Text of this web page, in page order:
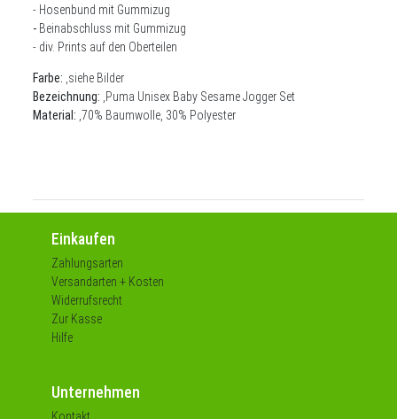
- Hosenbund mit Gummizug
- Beinabschluss mit Gummizug
- div. Prints auf den Oberteilen
Farbe: ,siehe Bilder
Bezeichnung: Puma Unisex Baby Sesame Jogger Set
Material: ,70% Baumwolle, 30% Polyester
Einkaufen
Zahlungsarten
Versandarten + Kosten
Widerrufsrecht
Zur Kasse
Hilfe
Unternehmen